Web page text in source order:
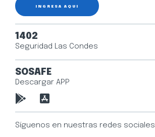
INGRESA AQUÍ
1402
Seguridad Las Condes
SOSAFE
Descargar APP
Síguenos en nuestras redes sociales